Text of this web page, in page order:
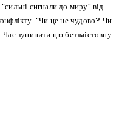
сигнали до миру” від
“Чи це не чудово? Чи
зупинити цю беззмістовну